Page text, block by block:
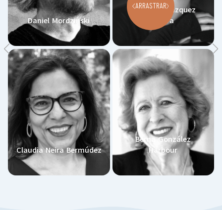
ARRASTRAR
Daniel Mordzinski
Claudia Neira Bermúdez
Priscilla Velázquez
Rivera
Berna González
Harbour